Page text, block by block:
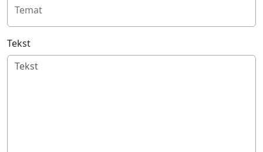
Temat
Tekst